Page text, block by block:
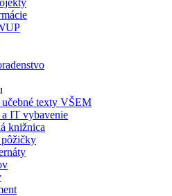
učebné texty VŠEM
a IT vybavenie
knižnica
pôžičky